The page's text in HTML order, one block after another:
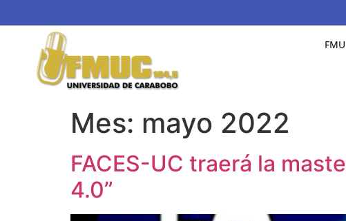
Mes: mayo 2022
FACES-UC traerá la
4.0”